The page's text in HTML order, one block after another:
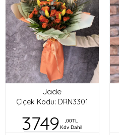
Jade
Çiçek Kodu: DRN3301
3749
,00TL
Kdv Dahil